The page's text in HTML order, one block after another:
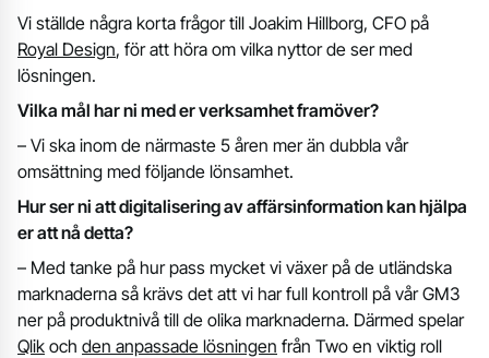
Vi ställde några korta frågor till Joakim Hillborg, CFO på
Royal Design, för att höra om vilka nyttor de ser med
lösningen.
Vilka mål har ni med er verksamhet framöver?
– Vi ska inom de närmaste 5 åren mer än dubbla vår
omsättning med följande lönsamhet.
Hur ser ni att digitalisering av affärsinformation kan hjälpa
er att nå detta?
– Med tanke på hur pass mycket vi växer på de utländska
marknaderna så krävs det att vi har full kontroll på vår GM3
ner på produktnivå till de olika marknaderna. Därmed spelar
Qlik och den anpassade lösningen från Two en viktig roll